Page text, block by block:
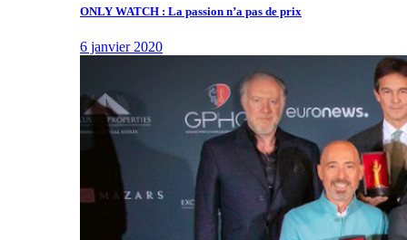
ONLY WATCH : La passion n’a pas de prix
6 janvier 2020